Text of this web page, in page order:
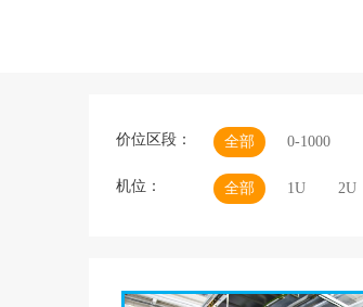
价位区段： 全部 0-1000
机位： 全部 1U 2U